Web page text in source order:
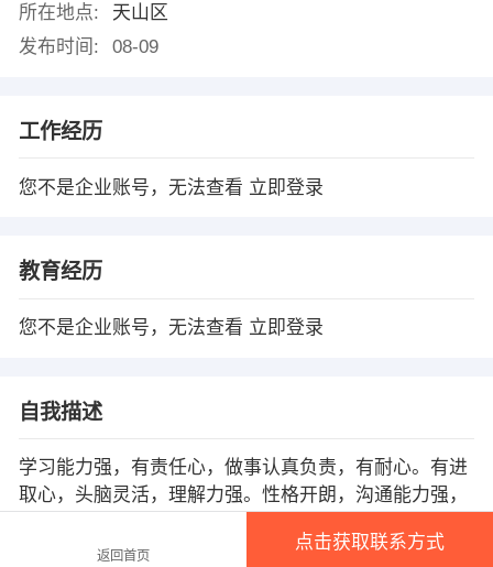
所在地点:
天山区
发布时间:
08-09
工作经历
您不是企业账号，无法查看 立即登录
教育经历
您不是企业账号，无法查看 立即登录
自我描述
学习能力强，有责任心，做事认真负责，有耐心。有进
取心，头脑灵活，理解力强。性格开朗，沟通能力强，
返回首页
点击获取联系方式